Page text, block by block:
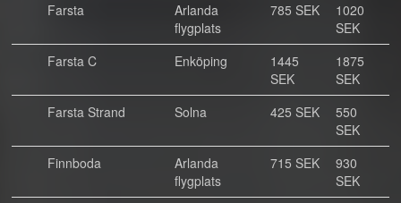
Farsta
Arlanda
flygplats
785 SEK
1020
SEK
Farsta C
Enköping
1445
SEK
1875
SEK
Farsta Strand
Solna 425 SEK
550
SEK
Finnboda
Arlanda
flygplats
715 SEK
930
SEK